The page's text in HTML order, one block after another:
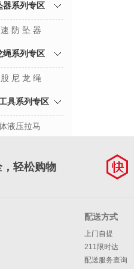
器系列专区
防 坠 器
绳系列专区
尼 龙 绳
具系列专区
液压拉马
轻松购物
配送方式
上门自提
211限时达
配送服务查询